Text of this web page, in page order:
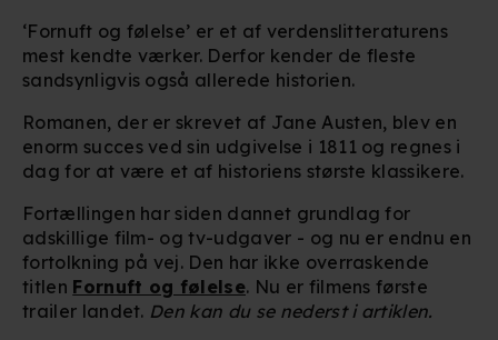
‘Fornuft og følelse’ er et af verdenslitteraturens
mest kendte værker. Derfor kender de fleste
sandsynligvis også allerede historien.
Romanen, der er skrevet af Jane Austen, blev en
enorm succes ved sin udgivelse i 1811 og regnes i
dag for at være et af historiens største klassikere.
Fortællingen har siden dannet grundlag for
adskillige film- og tv-udgaver - og nu er endnu en
fortolkning på vej. Den har ikke overraskende
titlen Fornuft og følelse. Nu er filmens første
trailer landet. Den kan du se nederst i artiklen.